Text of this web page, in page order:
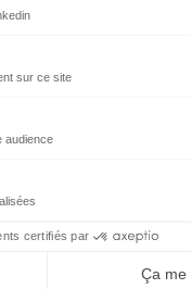
dit
un cathéter
C’est
anesthésier les
de
passe. Avec la star
sait aussi
être de ses